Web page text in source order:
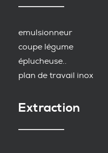
emulsionneur
coupe légume
éplucheuse..
plan de travail inox
Extraction